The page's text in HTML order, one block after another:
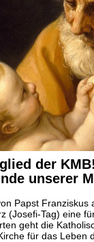
der
unserer
Papst
(Josefi-Tag) eine
geht die
für das Leben